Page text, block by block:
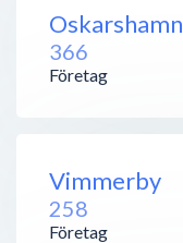
Oskarshamn
366
Företag
Vimmerby
258
Företag